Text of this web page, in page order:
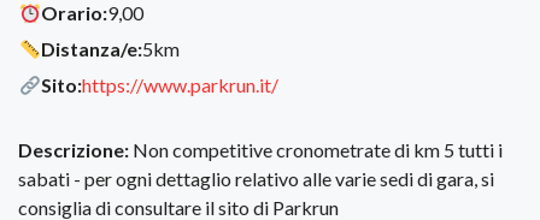
Orario:9,00
Distanza/e:5km
Sito:https://www.parkrun.it/
Descrizione: Non competitive cronometrate di km 5 tutti i
sabati - per ogni dettaglio relativo alle varie sedi di gara, si
consiglia di consultare il sito di Parkrun